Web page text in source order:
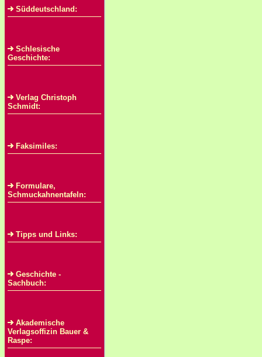
Süddeutschland:
Schlesische
Geschichte:
Verlag Christoph
Schmidt:
Faksimiles:
Formulare,
Schmuckahnentafeln:
Tipps und Links:
Geschichte -
Sachbuch:
Akademische
Verlagsoffizin Bauer &
Raspe: